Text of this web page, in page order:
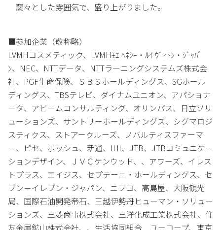
藹々とした雰囲気で、盛り上がりました。
■参加企業（敬称略）
LVMHコスメティック、LVMHﾓｴ ﾍﾈｼｰ・ﾙｲ ｳﾞｨﾄﾝ・ｼﾞｬﾊﾟ
ﾝ、NEC、NTTデータ、NTTラーニングシステムズ株式会
社、PGF生命保険、ＳＢＳホールディングス、SGホール
ディングス、TBSテレビ、ダイナムユニオン、アパショナ
ータ、アビームコンサルティング、オリンパス、日立ソリ
ューションズ、サントリーホールディングス、シグマロジ
スティクス、ストアークルーズ、ノバルティスファーマ
ー、ピセ、ボッシュ、新通、IHI、JTB、JTBコミュニケー
ションデザイン、ＪＶＣケンウッド、、アワーズ、イレス
トプラス、エイジス、セプテーニ・ホールディングス、セ
ブン－イレブン・ジャパン、ニフコ、高島屋、大阪観光
局、国際石油開発帝石、三越伊勢丹ヒューマン・ソリュー
ションズ、三菱商事株式会社、三洋化成工業株式会社、住
友金属鉱山株式会社、、生活協同組合 ユーコープ、東京